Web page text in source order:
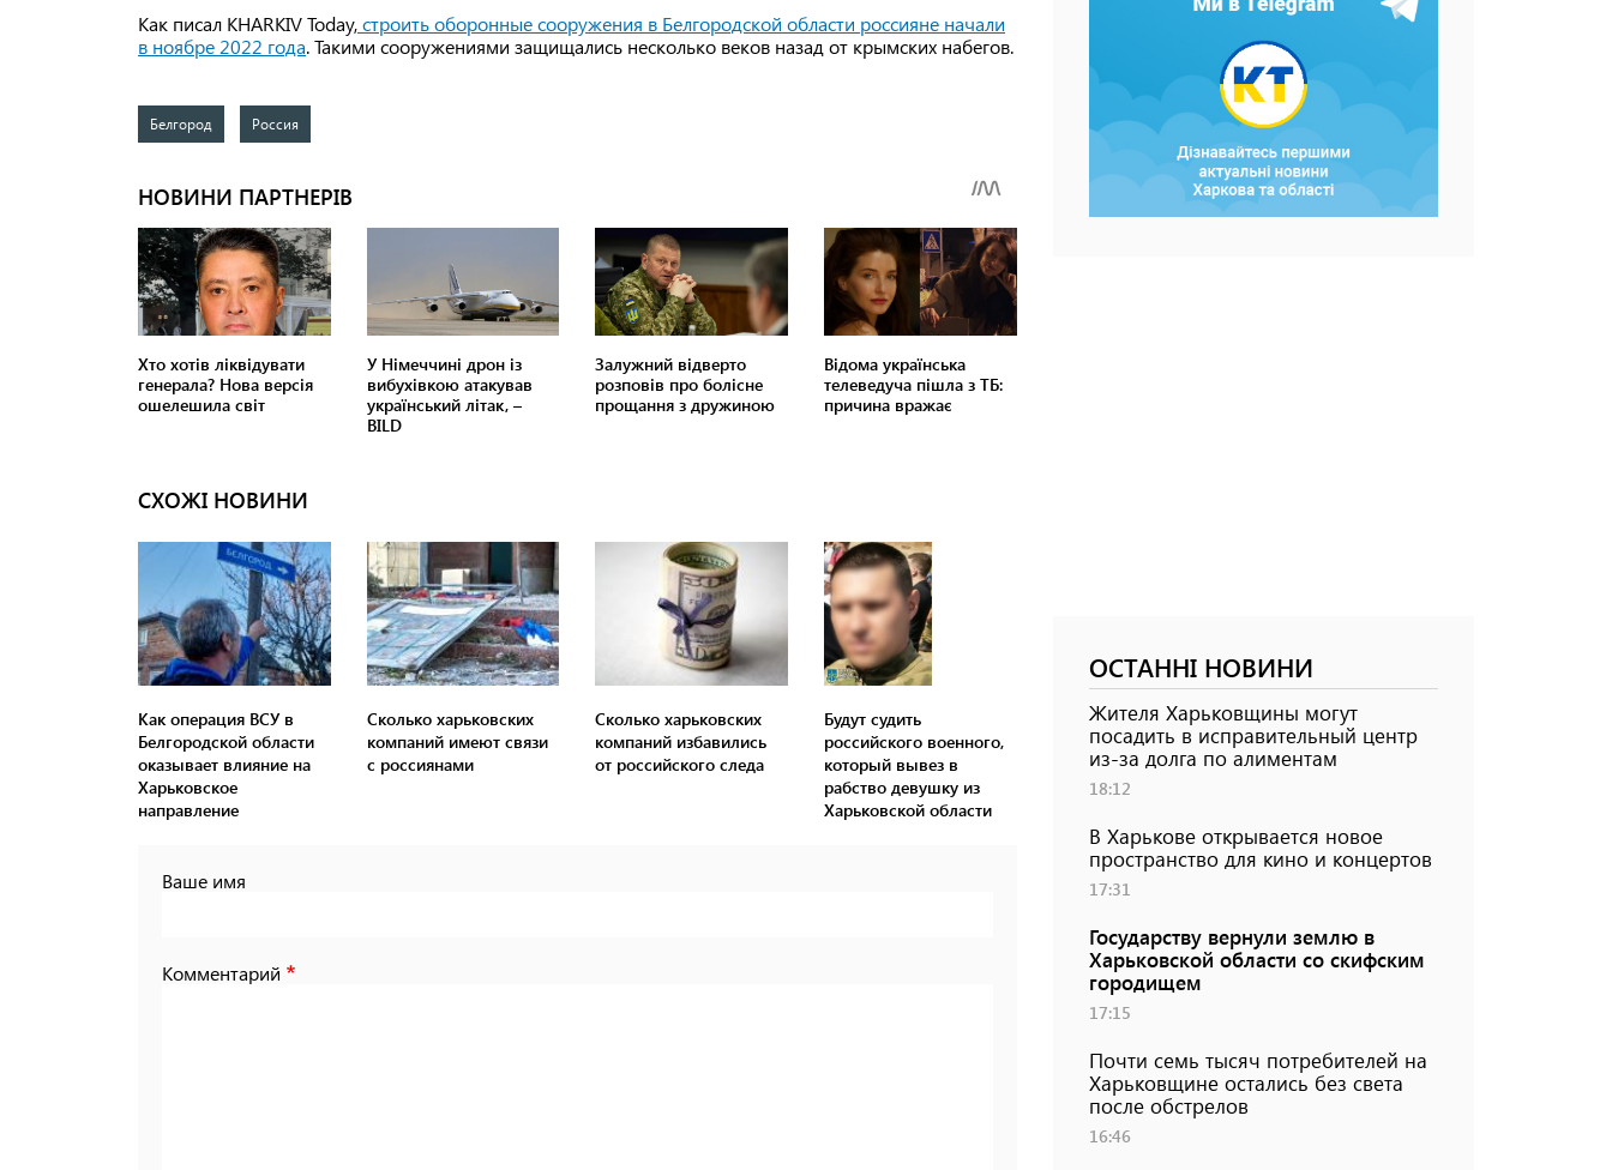
Как писал KHARKIV Today,строить оборонные сооружения в Белгородской области россияне начали
в ноябре 2022 года. Такими сооружениями защищались несколько веков назад от крымских набегов.
Белгород Россия
СХОЖІ НОВИНИ
Как операция ВСУ в
Белгородской области
оказывает влияние на
Харьковское
направление
Сколько харьковских
компаний имеют связи
с россиянами
Сколько харьковских
компаний избавились
от российского следа
Будут судить
российского военного,
который вывез в
рабство девушку из
Харьковской области
Ваше имя
Комментарий
ОСТАННІ НОВИНИ
Жителя Харьковщины могут
посадить в исправительный центр
из-за долга по алиментам
18:12
В Харькове открывается новое
пространство для кино и концертов
17:31
Государству вернули землю в
Харьковской области со скифским
городищем
17:15
Почти семь тысяч потребителей на
Харьковщине остались без света
после обстрелов
16:46